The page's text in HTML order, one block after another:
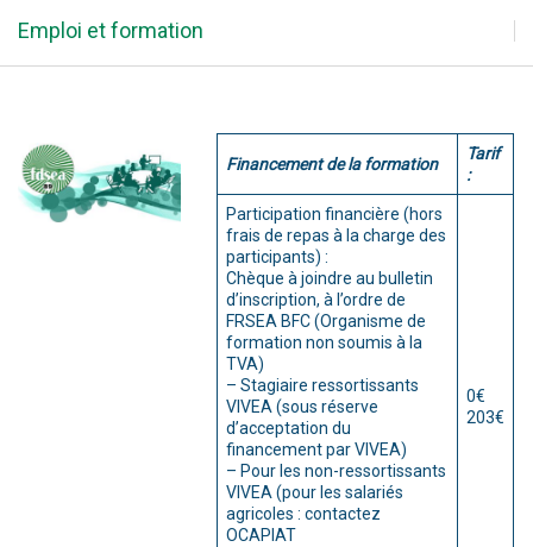
Emploi et formation
Financement de la formation
Tarif
:
Participation financière (hors
frais de repas à la charge des
participants) :
Chèque à joindre au bulletin
d’inscription, à l’ordre de
FRSEA BFC (Organisme de
formation non soumis à la
TVA)
– Stagiaire ressortissants
VIVEA (sous réserve
d’acceptation du
financement par VIVEA)
– Pour les non-ressortissants
VIVEA (pour les salariés
agricoles : contactez
OCAPIAT
0€
203€